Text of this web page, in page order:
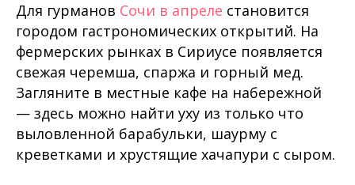
Для гурманов Сочи в апреле становится
городом гастрономических открытий. На
фермерских рынках в Сириусе появляется
свежая черемша, спаржа и горный мед.
Загляните в местные кафе на набережной
— здесь можно найти уху из только что
выловленной барабульки, шаурму с
креветками и хрустящие хачапури с сыром.